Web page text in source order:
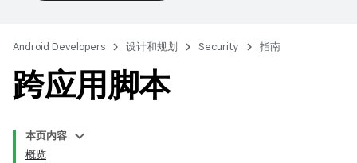
Android Developers 设计和规划 Security 指南
跨应用脚本
本页内容
概览